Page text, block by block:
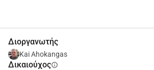
Διοργανωτής
Kai Ahokangas
Δικαιούχοςinfo